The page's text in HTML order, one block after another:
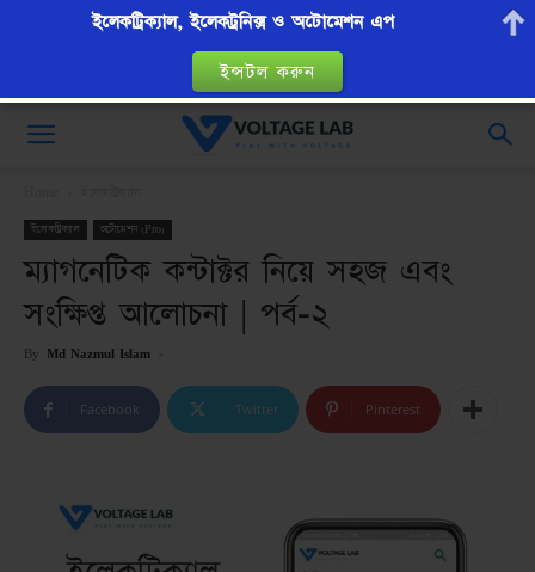
VoltageLab
ইলেকট্রিক্যাল অটোমেশন (Pro)
ম্যাগনেটিক কন্টাক্টর নিয়ে সহজ এবং
সংক্ষিপ্ত আলোচনা | পর্ব-২
By Md Nazmul Islam -
Facebook Twitter Pinterest
ইলেকট্রিক্যাল, ইলেকট্রনিক্স ও অটোমেশন এপ
ইন্সটল করুন